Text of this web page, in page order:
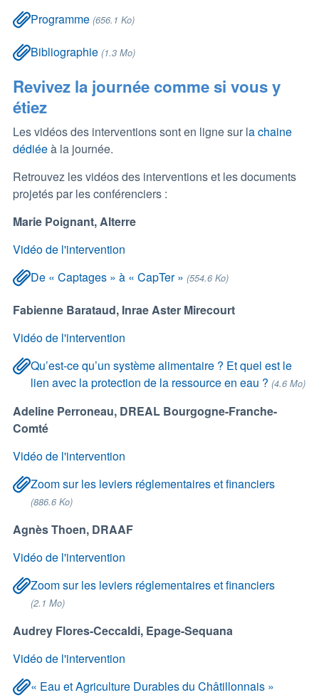
Programme (656.1 Ko)
Bibliographie (1.3 Mo)
Revivez la journée comme si vous y
étiez
Les vidéos des interventions sont en ligne sur la chaine
dédiéeà la journée.
Retrouvez les vidéos des interventions et les documents
projetés par les conférenciers :
Marie Poignant, Alterre
Vidéo de l'intervention
De « Captages » à « CapTer » (554.6 Ko)
Fabienne Barataud, Inrae Aster Mirecourt
Vidéo de l'intervention
Qu’est-ce qu’un système alimentaire ? Et quel est le
lien avec la protection de la ressource en eau ? (4.6 Mo)
Adeline Perroneau, DREAL Bourgogne-Franche-
Comté
Vidéo de l'intervention
Zoom sur les leviers réglementaires et financiers
(886.6 Ko)
Agnès Thoen, DRAAF
Vidéo de l'intervention
Zoom sur les leviers réglementaires et financiers
(2.1 Mo)
Audrey Flores-Ceccaldi, Epage-Sequana
Vidéo de l'intervention
« Eau et Agriculture Durables du Châtillonnais »